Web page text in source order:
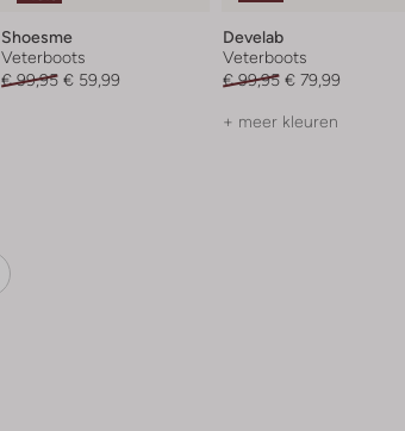
Shoesme
Veterboots
€ 99,95 € 59,99
Develab
Veterboots
€ 99,95 € 79,99
+ meer kleuren